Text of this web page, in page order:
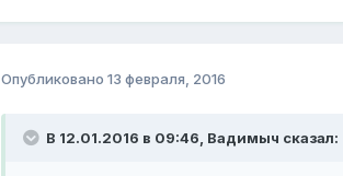
Опубликовано 13 февраля, 2016
В 12.01.2016 в 09:46, Вадимыч сказал: